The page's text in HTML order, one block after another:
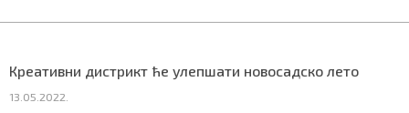
Креативни дистрикт ће улепшати новосадско лето
13.05.2022.